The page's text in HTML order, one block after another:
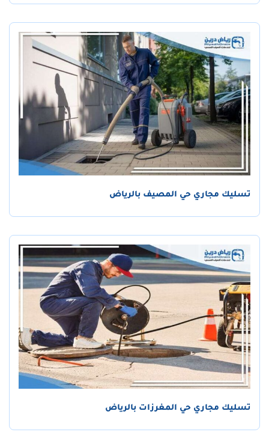
تسليك مجاري حي المصيف بالرياض
تسليك مجاري حي المغرزات بالرياض